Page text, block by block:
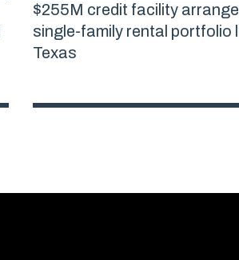
$255M credit facility
single-family rental portfolio
Texas